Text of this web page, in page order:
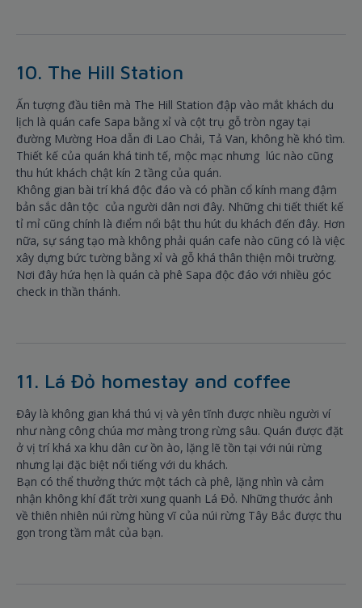
10. The Hill Station
Ấn tượng đầu tiên mà The Hill Station đập vào mắt khách du
lịch là quán cafe Sapa bằng xỉ và cột trụ gỗ tròn ngay tại
đường Mường Hoa dẫn đi Lao Chải, Tả Van, không hề khó tìm.
Thiết kế của quán khá tinh tế, mộc mạc nhưng lúc nào cũng
thu hút khách chật kín 2 tầng của quán.
Không gian bài trí khá độc đáo và có phần cổ kính mang đậm
bản sắc dân tộc của người dân nơi đây. Những chi tiết thiết kế
tỉ mỉ cũng chính là điểm nổi bật thu hút du khách đến đây. Hơn
nữa, sự sáng tạo mà không phải quán cafe nào cũng có là việc
xây dựng bức tường bằng xỉ và gỗ khá thân thiện môi trường.
Nơi đây hứa hẹn là quán cà phê Sapa độc đáo với nhiều góc
check in thần thánh.
11. Lá Đỏ homestay and coffee
Đây là không gian khá thú vị và yên tĩnh được nhiều người ví
như nàng công chúa mơ màng trong rừng sâu. Quán được đặt
ở vị trí khá xa khu dân cư ồn ào, lặng lẽ tồn tại với núi rừng
nhưng lại đặc biệt nổi tiếng với du khách.
Bạn có thể thưởng thức một tách cà phê, lặng nhìn và cảm
nhận không khí đất trời xung quanh Lá Đỏ. Những thước ảnh
về thiên nhiên núi rừng hùng vĩ của núi rừng Tây Bắc được thu
gọn trong tầm mắt của bạn.